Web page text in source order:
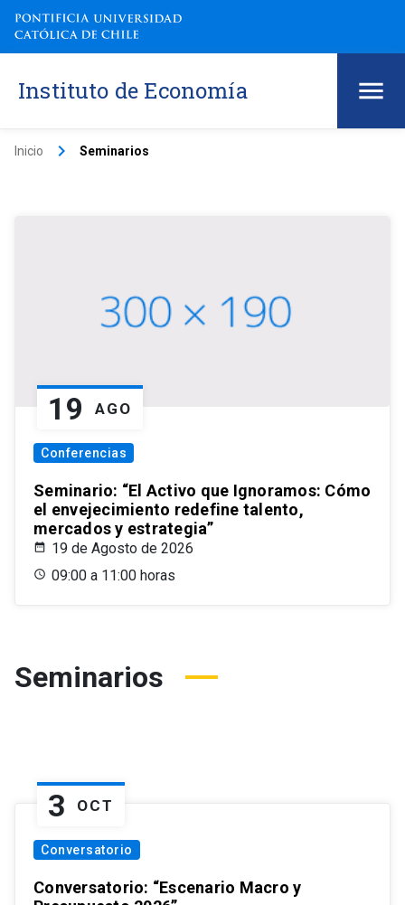
Instituto de Economía
Inicio keyboard_arrow_right Seminarios
19 AGO
Conferencias
Seminario: “El Activo que Ignoramos: Cómo
el envejecimiento redefine talento,
mercados y estrategia”
19 de Agosto de 2026
09:00 a 11:00 horas
Seminarios
3 OCT
Conversatorio
Conversatorio: “Escenario Macro y